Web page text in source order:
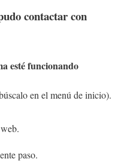
contactar con
esté funcionando
en el menú de inicio).
paso.